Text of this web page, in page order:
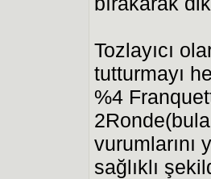
Tozlayıcı
tutturmayı
%4
sağlıklı